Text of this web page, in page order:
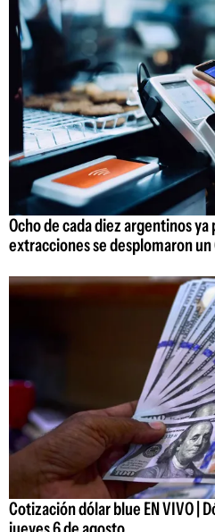
Ocho de cada diez argentinos
extracciones se desplomaron un
Cotización dólar blue EN VIVO |